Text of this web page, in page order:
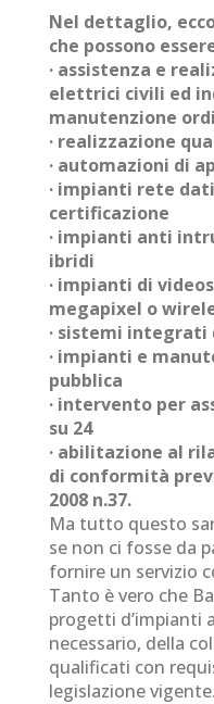
Nel dettaglio,
che possono
· assistenza e
elettrici civili ed
manutenzione
· realizzazione
· automazioni di
· impianti rete
certificazione
· impianti anti
ibridi
· impianti di
megapixel o
· sistemi integrati
· impianti e
pubblica
· intervento per
su 24
· abilitazione al
di conformità
2008 n.37.
Ma tutto questo
se non ci fosse da
fornire un servizio
Tanto è vero che
progetti d’impianti
necessario, della
qualificati con
legislazione vigente.